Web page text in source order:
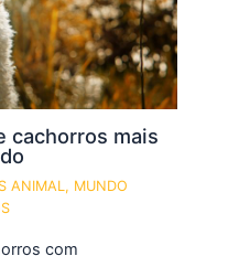
cachorros mais
ANIMAL, MUNDO
com